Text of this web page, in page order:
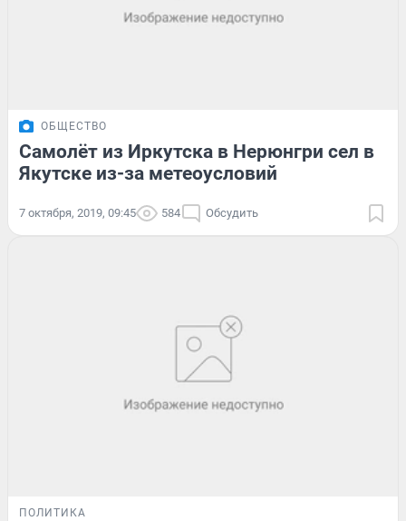
ОБЩЕСТВО
Самолёт из Иркутска в Нерюнгри сел в
Якутске из-за метеоусловий
7 октября, 2019, 09:45 584 Обсудить
ПОЛИТИКА